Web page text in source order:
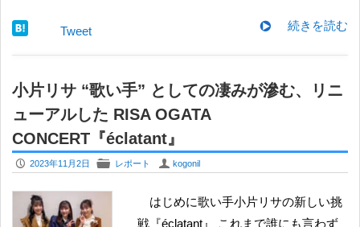
続きを読む
Tweet
小片リサ “歌い手” としての凄みが滲む、リニ
ューアルした RISA OGATA
CONCERT『éclatant』
P 2023年11月2日 F レポート U kogonil
はじめに歌い手小片リサの新しい挑
戦『éclatant』 これまで誰にも言わず